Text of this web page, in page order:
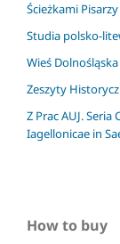
Ścieżkami Pisarzy
Studia polsko-
Wieś
Zeszyty
Z Prac AUJ.
Iagellonicae in
How to buy